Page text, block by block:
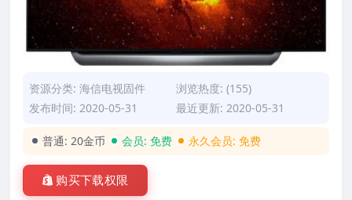
资源分类: 海信电视固件
浏览热度: (155)
发布时间: 2020-05-31
最近更新: 2020-05-31
普通: 20金币 会员: 免费 永久会员: 免费
购买下载权限